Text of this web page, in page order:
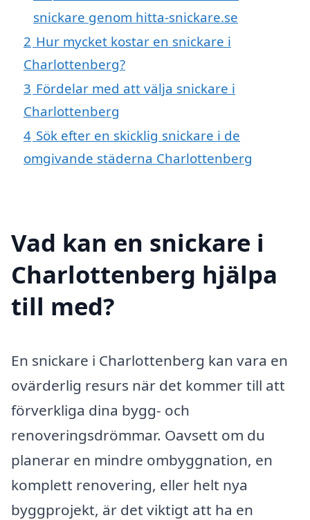
snickare genom hitta-snickare.se
2 Hur mycket kostar en snickare i
Charlottenberg?
3 Fördelar med att välja snickare i
Charlottenberg
4 Sök efter en skicklig snickare i de
omgivande städerna Charlottenberg
Vad kan en snickare i
Charlottenberg hjälpa
till med?
En snickare i Charlottenberg kan vara en
ovärderlig resurs när det kommer till att
förverkliga dina bygg- och
renoveringsdrömmar. Oavsett om du
planerar en mindre ombyggnation, en
komplett renovering, eller helt nya
byggprojekt, är det viktigt att ha en